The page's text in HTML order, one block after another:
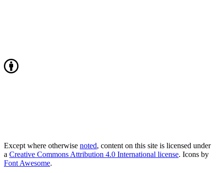
Except where otherwise noted, content on this site is licensed under
a Creative Commons Attribution 4.0 International license. Icons by
Font Awesome.